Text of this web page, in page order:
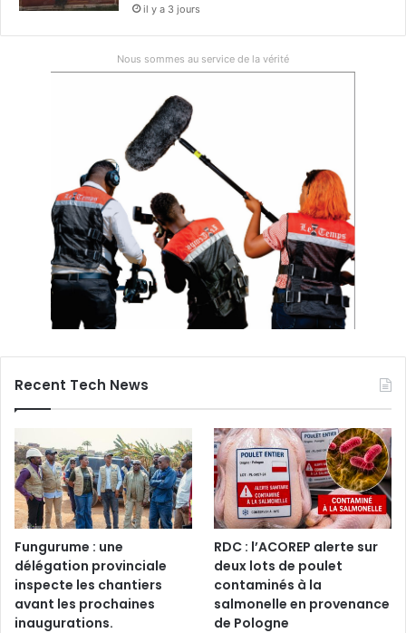
il y a 3 jours
Nous sommes au service de la vérité
Recent Tech News
Fungurume : une
délégation provinciale
inspecte les chantiers
avant les prochaines
inaugurations.
RDC : l’ACOREP alerte sur
deux lots de poulet
contaminés à la
salmonelle en provenance
de Pologne